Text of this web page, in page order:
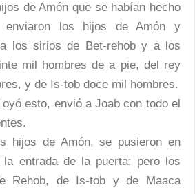
de Amón que se habían hecho
enviaron los hijos de Amón y
los sirios de Bet-rehob y a los
mil hombres de a pie, del rey
y de Is-tob doce mil hombres.
esto, envió a Joab con todo el
hijos de Amón, se pusieron en
entrada de la puerta; pero los
Rehob, de Is-tob y de Maaca